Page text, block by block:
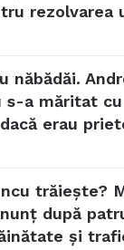
rezolvarea
năbădăi.
s-a măritat
erau
trăiește?
după
și